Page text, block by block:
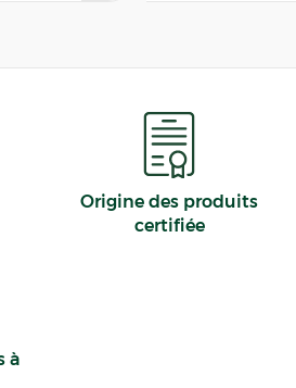
Origine des produits
certifiée
à